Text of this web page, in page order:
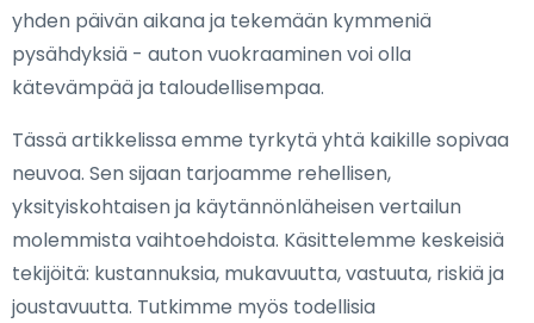
yhden päivän aikana ja tekemään kymmeniä
pysähdyksiä - auton vuokraaminen voi olla
kätevämpää ja taloudellisempaa.
Tässä artikkelissa emme tyrkytä yhtä kaikille sopivaa
neuvoa. Sen sijaan tarjoamme rehellisen,
yksityiskohtaisen ja käytännönläheisen vertailun
molemmista vaihtoehdoista. Käsittelemme keskeisiä
tekijöitä: kustannuksia, mukavuutta, vastuuta, riskiä ja
joustavuutta. Tutkimme myös todellisia